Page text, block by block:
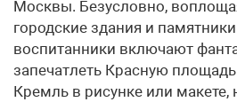
Москвы. Безусловно,
городские здания и
воспитанники включают
запечатлеть Красную
Кремль в рисунке или